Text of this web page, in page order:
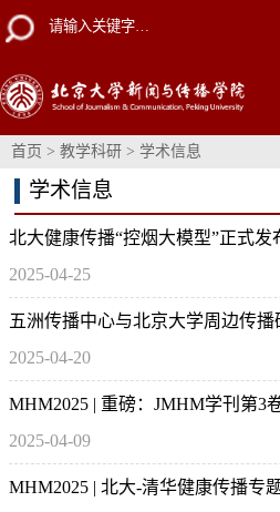
首页 > 教学科研 > 学术信息
学术信息
北大健康传播“控烟大模型”正式发
2025-04-25
五洲传播中心与北京大学周边传
向
2025-04-20
MHM2025 | 重磅：JMHM学刊第3
2025-04-09
MHM2025 | 北大-清华健康传播专